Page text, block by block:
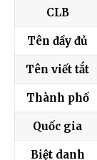
CLB
Tên đầy đủ
Tên viết tắt
Thành phố
Quốc gia
Biệt danh